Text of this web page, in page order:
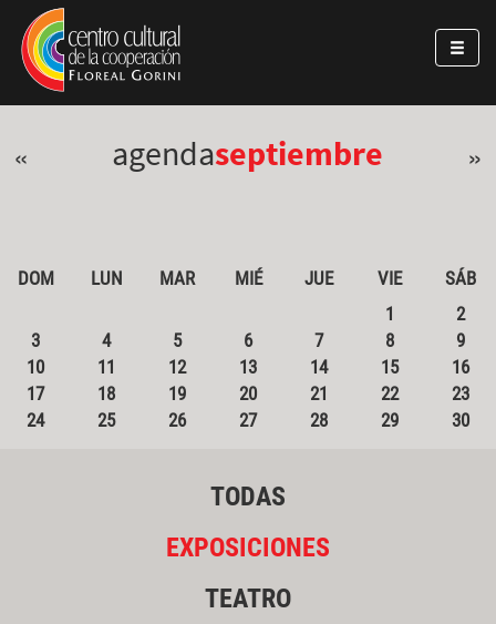
Pasar al contenido principal
Jump to main content
« agendaseptiembre »
DOM LUN MAR MIÉ JUE VIE
SÁB
1
2
3
4 5 6 7 8
9
10
11 12 13 14 15
16
17
18 19 20 21 22
23
24
25 26 27 28 29 30
TODAS
EXPOSICIONES
TEATRO